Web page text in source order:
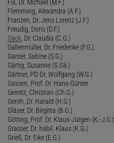
Fix, Dr. Michael (M.F.)
Flemming, Alexandra (A.F.)
Franzen, Dr. Jens Lorenz (J.F.)
Freudig, Doris (D.F.)
Gack , Dr. Claudia (C.G.)
Gallenmüller, Dr. Friederike (F.G.)
Ganter, Sabine (S.G.)
Gärtig, Susanne (S.Gä.)
Gärtner, PD Dr. Wolfgang (W.G.)
Gassen, Prof. Dr. Hans-Günter
Geinitz, Christian (Ch.G.)
Genth, Dr. Harald (H.G.)
Gläser, Dr. Birgitta (B.G.)
Götting, Prof. Dr. Klaus-Jürgen (K.-J.G.)
Grasser, Dr. habil. Klaus (K.G.)
Grieß, Dr. Eike (E.G.)